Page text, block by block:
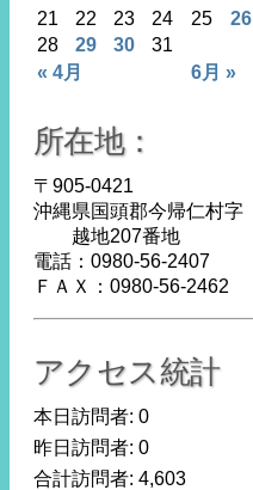
« 4月 6月 »
21
22 23 24 25 26
28
29 30 31
所在地：
〒905-0421
沖縄県国頭郡今帰仁村字
越地207番地
電話：0980-56-2407
ＦＡＸ：0980-56-2462
アクセス統計
本日訪問者: 0
昨日訪問者: 0
合計訪問者: 4,603